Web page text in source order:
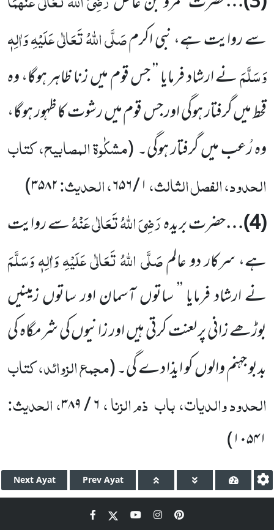
سے روایت ہے، نبی اکرمصَلَّی اللہُ تَعَالٰی عَلَیْہِ وَاٰلِہٖ
وَسَلَّمَنے ارشاد فرمایا ’’ جس قوم میں زنا ظاہر ہوگا، وہ
قحط میں گرفتار ہوگی اور جس قوم میں رشوت کا ظہور ہوگا،
وہ رُعب میں گرفتار ہوگی۔(مشکٰوۃ المصابیح، کتاب
الحدود، الفصل الثالث،۱ / ۶۵۶ ، الحدیث:۳۵۸۲)
(
4
)…حضرت بریدہرَضِیَ اللہُ تَعَالٰی عَنْہُسے روایت
ہے، سرکار دو عالمصَلَّی اللہُ تَعَالٰی عَلَیْہِ وَاٰلِہٖ وَسَلَّمَ
نے ارشاد فرمایا ’’ ساتوںآسمان اور ساتوں زمینیں
بوڑھے زانی پر لعنت کرتی ہیں اور زانیوں کی شرمگاہ کی
بدبو جہنم والوں کو ایذا دے گی۔(مجمع الزوائد، کتاب
الحدود والدیات، باب ذم الزنا ،۶ / ۳۸۹ ، الحدیث:
۱۰۵۴۱)
Next Ayat Prev Ayat